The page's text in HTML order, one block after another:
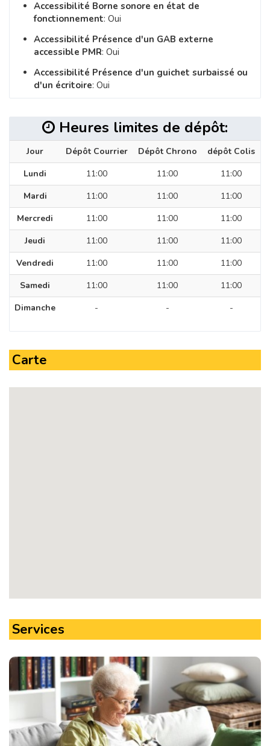
Accessibilité Borne sonore en état de
fonctionnement: Oui
Accessibilité Présence d'un GAB externe
accessible PMR: Oui
Accessibilité Présence d'un guichet surbaissé ou
d'un écritoire: Oui
Heures limites de dépôt:
Jour Dépôt Courrier Dépôt Chrono
dépôt Colis
Lundi
11:00 11:00
11:00
Mardi
11:00 11:00
11:00
Mercredi
11:00 11:00
11:00
Jeudi
11:00 11:00
11:00
Vendredi
11:00 11:00
11:00
Samedi
11:00 11:00
11:00
Dimanche
- - -
Carte
Services